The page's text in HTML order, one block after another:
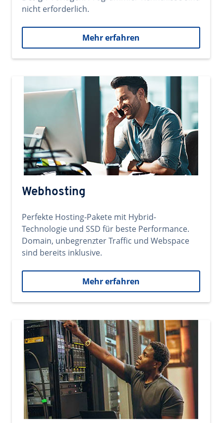
nicht erforderlich.
Mehr erfahren
Webhosting
Perfekte Hosting-Pakete mit Hybrid-
Technologie und SSD für beste Performance.
Domain, unbegrenzter Traffic und Webspace
sind bereits inklusive.
Mehr erfahren